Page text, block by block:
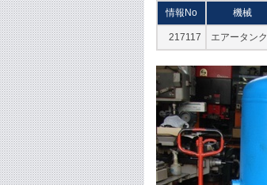
情報No 機械
217117 エアータンク